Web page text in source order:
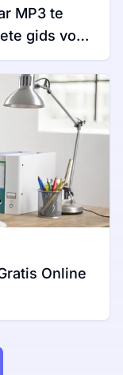
MP3 te
gids voor
Online